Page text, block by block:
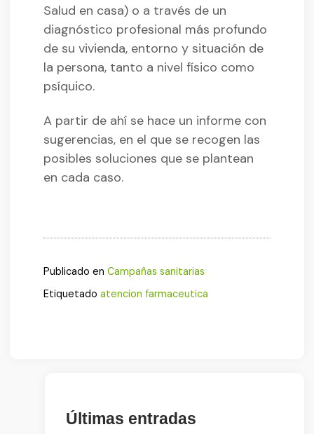
Salud en casa) o a través de un
diagnóstico profesional más profundo
de su vivienda, entorno y situación de
la persona, tanto a nivel físico como
psíquico.
A partir de ahí se hace un informe con
sugerencias, en el que se recogen las
posibles soluciones que se plantean
en cada caso.
Publicado enCampañas sanitarias
Etiquetadoatencion farmaceutica
Últimas entradas